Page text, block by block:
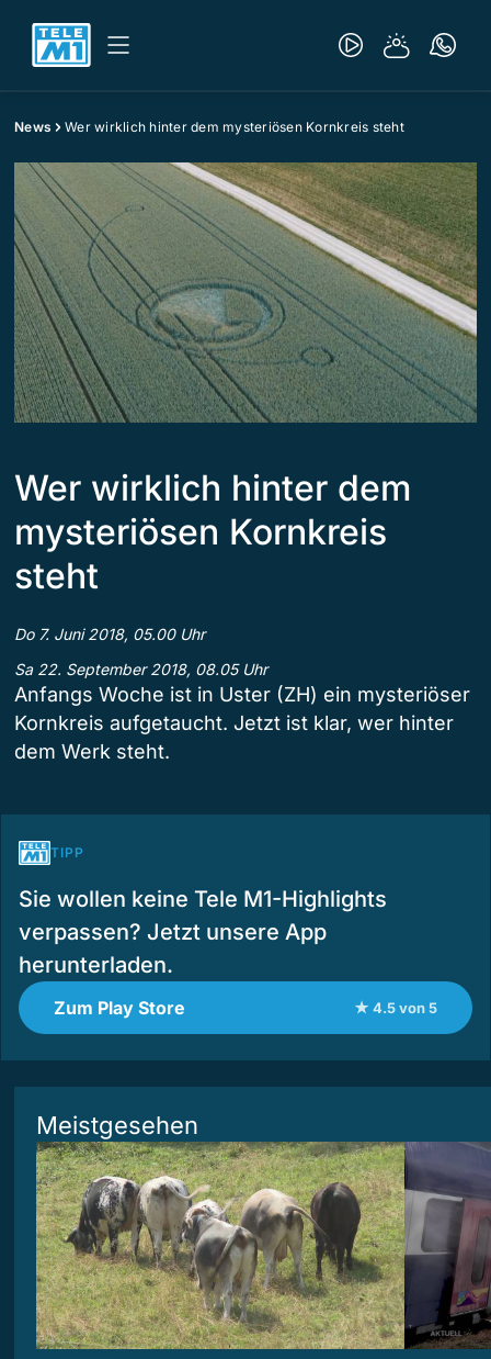
News Wer wirklich hinter dem mysteriösen Kornkreis steht
Wer wirklich hinter dem
mysteriösen Kornkreis
steht
Do 7. Juni 2018, 05.00 Uhr
Sa 22. September 2018, 08.05 Uhr
Anfangs Woche ist in Uster (ZH) ein mysteriöser
Kornkreis aufgetaucht. Jetzt ist klar, wer hinter
dem Werk steht.
TIPP
Sie wollen keine Tele M1-Highlights
verpassen? Jetzt unsere App
herunterladen.
Zum Play Store ★ 4.5 von 5
Meistgesehen